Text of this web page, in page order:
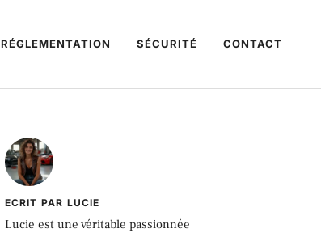
RÉGLEMENTATION SÉCURITÉ CONTACT
ECRIT PAR LUCIE
Lucie est une véritable passionnée